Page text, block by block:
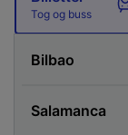
Tog og buss